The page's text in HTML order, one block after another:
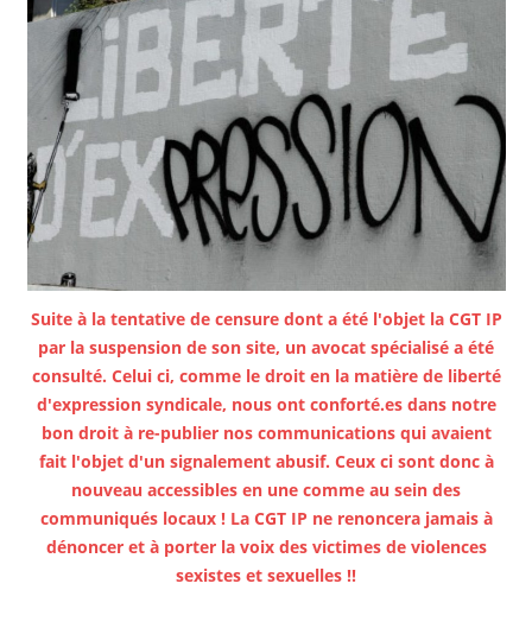
Suite à la tentative de censure dont a été l'objet la CGT IP
par la suspension de son site, un avocat spécialisé a été
consulté. Celui ci, comme le droit en la matière de liberté
d'expression syndicale, nous ont conforté.es dans notre
bon droit à re-publier nos communications qui avaient
fait l'objet d'un signalement abusif. Ceux ci sont donc à
nouveau accessibles en une comme au sein des
communiqués locaux ! La CGT IP ne renoncera jamais à
dénoncer et à porter la voix des victimes de violences
sexistes et sexuelles !!